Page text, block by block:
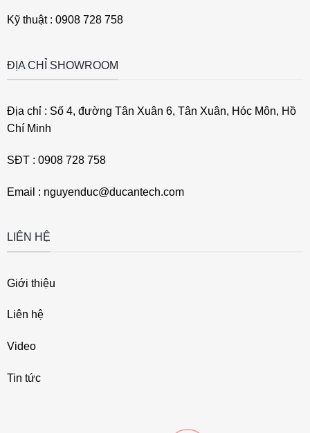
Kỹ thuật : 0908 728 758
ĐỊA CHỈ SHOWROOM
Địa chỉ : Số 4, đường Tân Xuân 6, Tân Xuân, Hóc Môn, Hồ
Chí Minh
SĐT : 0908 728 758
Email : nguyenduc@ducantech.com
LIÊN HỆ
Giới thiệu
Liên hệ
Video
Tin tức